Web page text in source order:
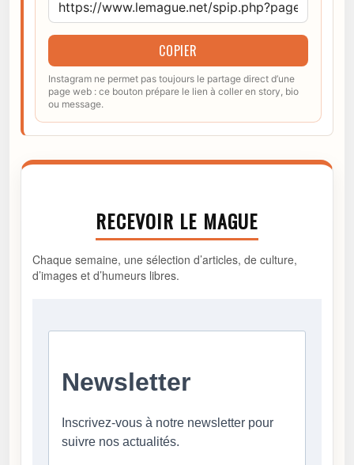
COPIER
Instagram ne permet pas toujours le partage direct d’une
page web : ce bouton prépare le lien à coller en story, bio
ou message.
RECEVOIR LE MAGUE
Chaque semaine, une sélection d’articles, de culture,
d’images et d’humeurs libres.